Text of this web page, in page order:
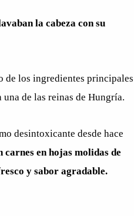
la cabeza con su
de los ingredientes principales
de las reinas de Hungría.
desintoxicante desde hace
en hojas molidas de
y sabor agradable.